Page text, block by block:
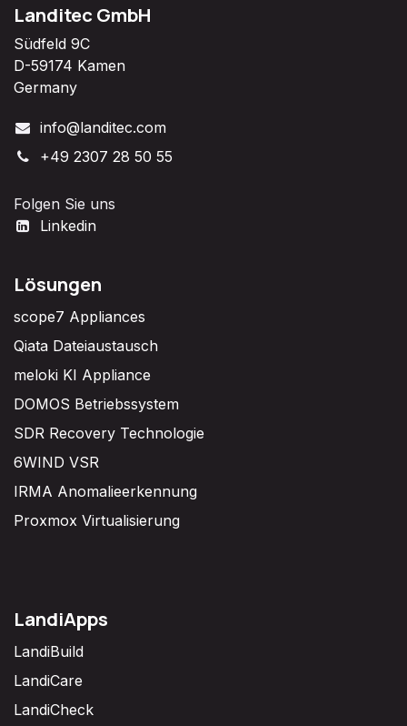
Landitec GmbH
Südfeld 9C
D-59174 Kamen
Germany
info@landitec.com
+49 2307 28 50 55
Folgen Sie uns
Linkedin
Lösungen
scope7 Appliances
Qiata Dateiaustausch
meloki KI Appliance
DOMOS Betriebssystem
SDR Recovery Technologie
6WIND VSR
IRMA Anomalieerkennung
Proxmox Virtualisierung
LandiApps
LandiBuild
LandiCare
LandiCheck